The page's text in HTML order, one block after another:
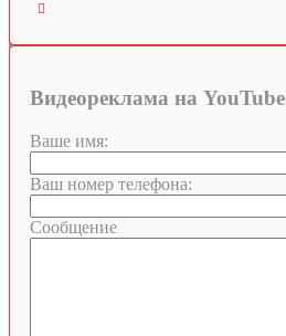

Видеореклама на YouTube
Ваше имя:
Ваш номер телефона:
Сообщение